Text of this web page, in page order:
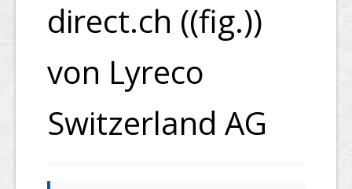
Preise
Rechtliche Infos
direct.ch ((fig.))
von Lyreco
Switzerland AG